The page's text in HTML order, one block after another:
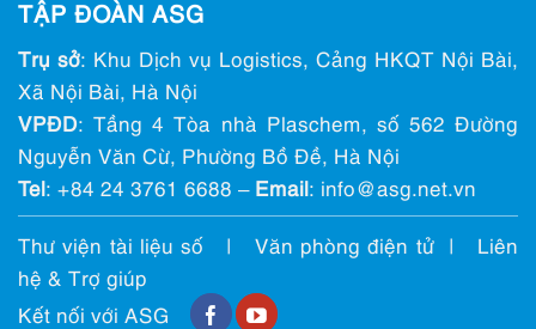
TẬP ĐOÀN ASG
Trụ sở: Khu Dịch vụ Logistics, Cảng HKQT Nội Bài,
Xã Nội Bài, Hà Nội
VPĐD: Tầng 4 Tòa nhà Plaschem, số 562 Đường
Nguyễn Văn Cừ, Phường Bồ Đề, Hà Nội
Tel: +84 24 3761 6688 – Email: info@ asg.net.vn
Thư viện tài liệu số | Văn phòng điện tử|
Liên
hệ & Trợ giúp
Kết nối với ASG